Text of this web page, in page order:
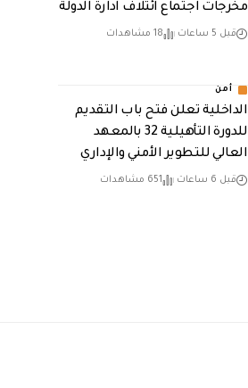
مخرجات اجتماع ائتلاف ادارة الدولة
قبل 5 ساعات 18 مشاهدات
أمن
الداخلية تعلن فتح باب التقديم
للدورة التأهيلية 32 بالمعهد
العالي للتطوير الأمني والإداري
قبل 6 ساعات 651 مشاهدات